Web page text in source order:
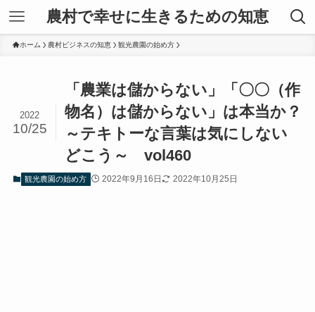
農村で幸せに生きるための知恵
ホーム 農村ビジネスの知恵 観光農園の始め方
「農業は儲からない」「〇〇（作
物名）は儲からない」は本当か？
～テキトーな言葉は気にしない
どこう～ vol460
2022
10/25
観光農園の始め方 2022年9月16日 2022年10月25日